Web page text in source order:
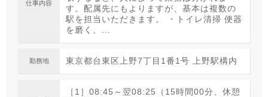
仕事内容
す。配属先にもよりますが、基本は複数の
駅を担当いただきます。 ・トイレ清掃 便器
を磨く、...
勤務地 東京都台東区上野7丁目1番1号 上野駅構内
［1］08:45～翌08:25（15時間00分、休憩